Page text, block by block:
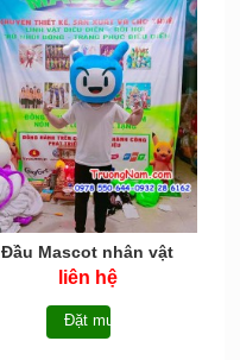
Đầu Mascot nhân vật
Catsa
liên hệ
Đặt mua